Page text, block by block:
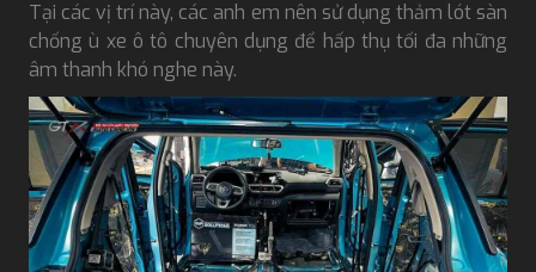
Tại các vị trí này, các anh em nên sử dụng thảm lót sàn
chống ù xe ô tô chuyên dụng để hấp thụ tối đa những
âm thanh khó nghe này.